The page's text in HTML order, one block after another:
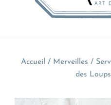
Accueil / Merveilles /
des